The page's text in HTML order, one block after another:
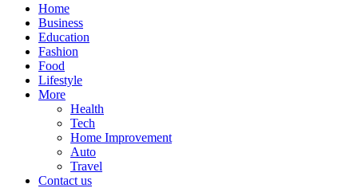
Home
Business
Education
Fashion
Food
Lifestyle
More
Health
Tech
Home Improvement
Auto
Travel
Contact us